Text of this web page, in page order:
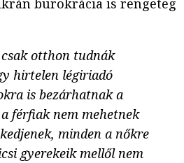
bürokrácia is rengeteg
otthon tudnák
hirtelen légiriadó
is bezárhatnak a
férfiak nem mehetnek
minden a nőkre
gyerekeik mellől nem